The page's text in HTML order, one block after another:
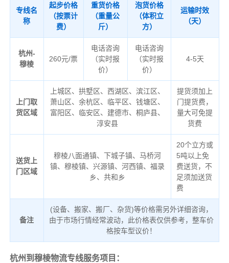
专线名
称
起步价格
（按票计
费）
重货价格
（重量公
斤）
泡货价格
（体积立
方）
运输时效
（天）
杭州-
穆棱
260元/票
电话咨询
（实时报
价）
电话咨询
（实时报
价）
4-5天
上门取
货区域
上城区、拱墅区、西湖区、滨江区、
萧山区、余杭区、临平区、钱塘区、
富阳区、临安区、建德市、桐庐县、
淳安县
提货须加上
门提货费，
量大可免提
货费
送货上
门区域
穆棱八面通镇、下城子镇、马桥河
镇、穆棱镇、兴源镇、河西镇、福录
乡、共和乡
20个立方或
5吨以上免
费送货，不
足须加送货
费
备注
(设备、搬家、搬厂、杂货)等价格需另外详细咨询，
由于市场行情经常波动，此价格表仅供参考，整车价
格按车型议价！
杭州到穆棱物流专线服务项目：